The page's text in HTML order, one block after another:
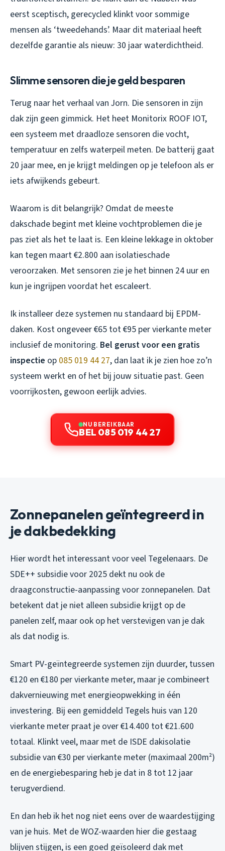
eerst sceptisch, gerecycled klinkt voor sommige
mensen als ‘tweedehands’. Maar dit materiaal heeft
dezelfde garantie als nieuw: 30 jaar waterdichtheid.
Slimme sensoren die je geld besparen
Terug naar het verhaal van Jorn. Die sensoren in zijn
dak zijn geen gimmick. Het heet Monitorix ROOF IOT,
een systeem met draadloze sensoren die vocht,
temperatuur en zelfs waterpeil meten. De batterij gaat
20 jaar mee, en je krijgt meldingen op je telefoon als er
iets afwijkends gebeurt.
Waarom is dit belangrijk? Omdat de meeste
dakschade begint met kleine vochtproblemen die je
pas ziet als het te laat is. Een kleine lekkage in oktober
kan tegen maart €2.800 aan isolatieschade
veroorzaken. Met sensoren zie je het binnen 24 uur en
kun je ingrijpen voordat het escaleert.
Ik installeer deze systemen nu standaard bij EPDM-
daken. Kost ongeveer €65 tot €95 per vierkante meter
inclusief de monitoring. Bel gerust voor een gratis
inspectie op 085 019 44 27, dan laat ik je zien hoe zo’n
systeem werkt en of het bij jouw situatie past. Geen
voorrijkosten, gewoon eerlijk advies.
NU BEREIKBAAR
BEL 085 019 44 27
Zonnepanelen geïntegreerd in
je dakbedekking
Hier wordt het interessant voor veel Tegelenaars. De
SDE++ subsidie voor 2025 dekt nu ook de
draagconstructie-aanpassing voor zonnepanelen. Dat
betekent dat je niet alleen subsidie krijgt op de
panelen zelf, maar ook op het verstevigen van je dak
als dat nodig is.
Smart PV-geïntegreerde systemen zijn duurder, tussen
€120 en €180 per vierkante meter, maar je combineert
dakvernieuwing met energieopwekking in één
investering. Bij een gemiddeld Tegels huis van 120
vierkante meter praat je over €14.400 tot €21.600
totaal. Klinkt veel, maar met de ISDE dakisolatie
subsidie van €30 per vierkante meter (maximaal 200m²)
en de energiebesparing heb je dat in 8 tot 12 jaar
terugverdiend.
En dan heb ik het nog niet eens over de waardestijging
van je huis. Met de WOZ-waarden hier die gestaag
blijven stijgen, is een goed geïsoleerd dak met